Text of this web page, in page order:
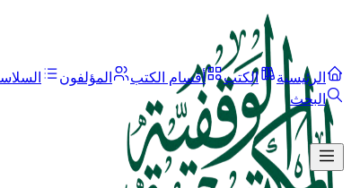
الرئيسية الكتب أقسام الكتب المؤلفون
البحث